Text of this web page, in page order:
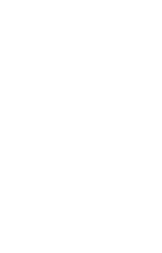
i jako základ